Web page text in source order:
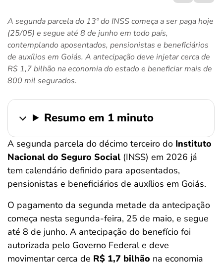
A segunda parcela do 13º do INSS começa a ser paga hoje
(25/05) e segue até 8 de junho em todo país,
contemplando aposentados, pensionistas e beneficiários
de auxílios em Goiás. A antecipação deve injetar cerca de
R$ 1,7 bilhão na economia do estado e beneficiar mais de
800 mil segurados.
Resumo em 1 minuto
A segunda parcela do décimo terceiro do Instituto
Nacional do Seguro Social (INSS) em 2026 já
tem calendário definido para aposentados,
pensionistas e beneficiários de auxílios em Goiás.
O pagamento da segunda metade da antecipação
começa nesta segunda-feira, 25 de maio, e segue
até 8 de junho. A antecipação do benefício foi
autorizada pelo Governo Federal e deve
movimentar cerca de R$ 1,7 bilhão na economia